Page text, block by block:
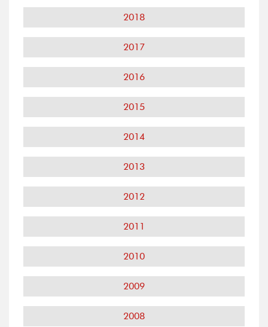
2018
2017
2016
2015
2014
2013
2012
2011
2010
2009
2008